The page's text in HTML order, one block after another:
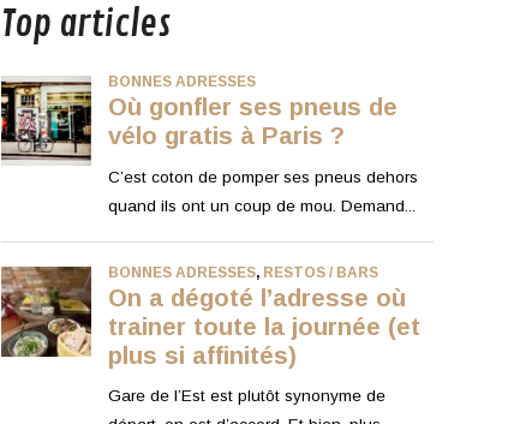
Top articles